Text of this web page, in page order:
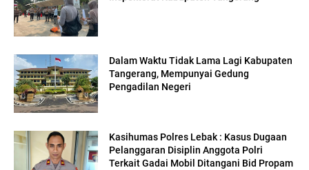
Dalam Waktu Tidak Lama Lagi Kabupaten
Tangerang, Mempunyai Gedung
Pengadilan Negeri
Kasihumas Polres Lebak : Kasus Dugaan
Pelanggaran Disiplin Anggota Polri
Terkait Gadai Mobil Ditangani Bid Propam